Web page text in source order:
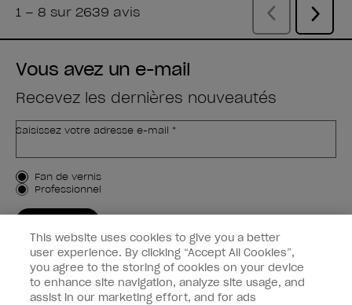
Vous avez un e-mail
Recevez les dernières nouveautés
Saisissez votre adresse e-mail *
Type de client
Fan de vernis
Professionnel
Informations clients
Connectez-Vous
This website uses cookies to give you a better
user experience. By clicking “Accept All Cookies”,
you agree to the storing of cookies on your device
to enhance site navigation, analyze site usage, and
assist in our marketing effort, and for ads